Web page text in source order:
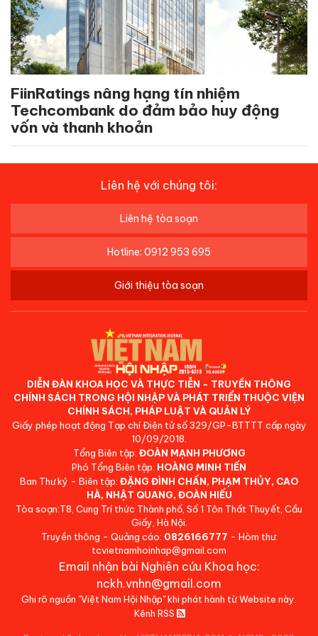
FiinRatings nâng hạng tín nhiệm
Techcombank do đảm bảo huy động
vốn và thanh khoản
Liên hệ với chúng tôi:
Liên hệ tòa soạn
Hotline: 0912 953 695
Giới thiệu tòa soạn
DIỄN ĐÀN KHOA HỌC VÀ THỰC TIỄN - TRUYỀN THÔNG
CHÍNH SÁCH TRONG HỘI NHẬP VÀ PHÁT TRIỂN THUỘC VIỆN
CHÍNH SÁCH, PHÁP LUẬT VÀ QUẢN LÝ
Giấy phép hoạt động Tạp chí Điện tử số 329/GP-BTTTT cấp ngày
10/09/2018.
Tổng Biên tập: ĐOÀN MẠNH PHƯƠNG
Phó Tổng Biên tập: HOÀNG MINH TIẾN
Ban Thư ký - Biên tập: ĐẶNG ĐÌNH CHẤN, PHẠM THỦY, CAO
HÀ, NHẬT QUANG, ĐOÀN HIẾU
Tòa soạn:T8, Cung Trí thức Thành phố, Số 1 Tôn Thất Thuyết, Cầu
Giấy, Hà Nội.
Truyền thông - Quảng cáo: 0826166777 - Hòm thư:
tcvietnamhoinhap@gmail.com
Email nhận bài Nghiên cứu Khoa học:
nckh.vnhn@gmail.com
Ghi rõ nguồn "Việt Nam Hội Nhập" khi phát hành từ Website này.
Kênh RSS